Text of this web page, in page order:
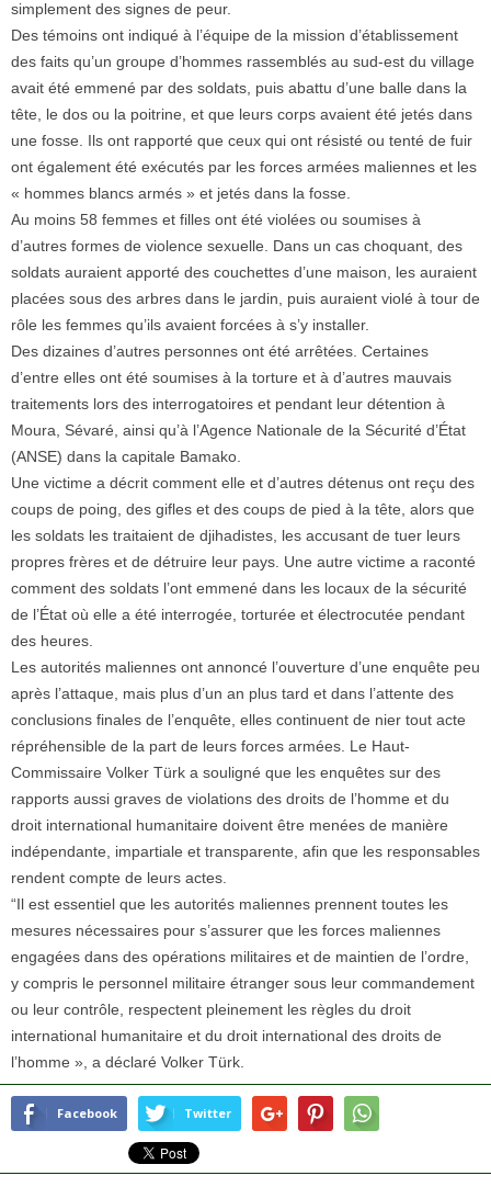
simplement des signes de peur.
Des témoins ont indiqué à l’équipe de la mission d’établissement
des faits qu’un groupe d’hommes rassemblés au sud-est du village
avait été emmené par des soldats, puis abattu d’une balle dans la
tête, le dos ou la poitrine, et que leurs corps avaient été jetés dans
une fosse. Ils ont rapporté que ceux qui ont résisté ou tenté de fuir
ont également été exécutés par les forces armées maliennes et les
« hommes blancs armés » et jetés dans la fosse.
Au moins 58 femmes et filles ont été violées ou soumises à
d’autres formes de violence sexuelle. Dans un cas choquant, des
soldats auraient apporté des couchettes d’une maison, les auraient
placées sous des arbres dans le jardin, puis auraient violé à tour de
rôle les femmes qu’ils avaient forcées à s’y installer.
Des dizaines d’autres personnes ont été arrêtées. Certaines
d’entre elles ont été soumises à la torture et à d’autres mauvais
traitements lors des interrogatoires et pendant leur détention à
Moura, Sévaré, ainsi qu’à l’Agence Nationale de la Sécurité d’État
(ANSE) dans la capitale Bamako.
Une victime a décrit comment elle et d’autres détenus ont reçu des
coups de poing, des gifles et des coups de pied à la tête, alors que
les soldats les traitaient de djihadistes, les accusant de tuer leurs
propres frères et de détruire leur pays. Une autre victime a raconté
comment des soldats l’ont emmené dans les locaux de la sécurité
de l’État où elle a été interrogée, torturée et électrocutée pendant
des heures.
Les autorités maliennes ont annoncé l’ouverture d’une enquête peu
après l’attaque, mais plus d’un an plus tard et dans l’attente des
conclusions finales de l’enquête, elles continuent de nier tout acte
répréhensible de la part de leurs forces armées. Le Haut-
Commissaire Volker Türk a souligné que les enquêtes sur des
rapports aussi graves de violations des droits de l’homme et du
droit international humanitaire doivent être menées de manière
indépendante, impartiale et transparente, afin que les responsables
rendent compte de leurs actes.
“Il est essentiel que les autorités maliennes prennent toutes les
mesures nécessaires pour s’assurer que les forces maliennes
engagées dans des opérations militaires et de maintien de l’ordre,
y compris le personnel militaire étranger sous leur commandement
ou leur contrôle, respectent pleinement les règles du droit
international humanitaire et du droit international des droits de
l’homme », a déclaré Volker Türk.
Facebook Twitter